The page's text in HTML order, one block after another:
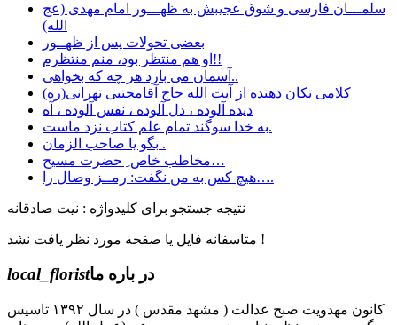
سلمـــان فارسی و شوق عجیبش به ظهـــور امام مهدی (عج
الله)
بعضی تحولات پس از ظهــور
او هم منتظر بود، منم منتظرم!!
آسمان می بارد هر چه که بخواهی..
کلامی تکان دهنده از آیت الله حاج آقامجتبی تهرانی(ره)
دیده آلوده ، دل آلوده ، نفس آلوده ، آه
به خدا سوگند تمام علم کتاب نزد ماست.
بگو یا صاحب الزمان .
مخاطب خاص ِ حضرت مسیح…
هیچ کس به من نگفت: رمــز وصال را….
نتیجه جستجو برای کلیدواژه : نیت صادقانه
متاسفانه فایل یا صفحه مورد نظر یافت نشد !
local_floristدر باره ما
کانون مهدویت صبح عدالت ( مشهد مقدس ) در سال ۱۳۹۲ تاسیس